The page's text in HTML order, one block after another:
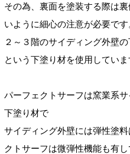
その為、裏面を塗装する際は
いように細心の注意が必要です
２～３階のサイディング外壁
という下塗り材を使用していま
パーフェクトサーフは窯業系
下塗り材で
サイディング外壁には弾性塗
クトサーフは微弾性機能も有